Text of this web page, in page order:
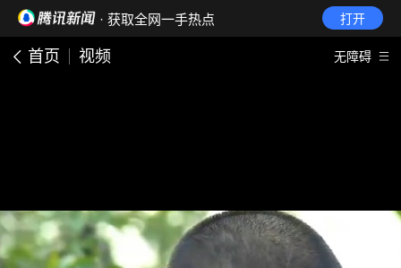
· 获取全网一手热点 打开
首页 视频 无障碍